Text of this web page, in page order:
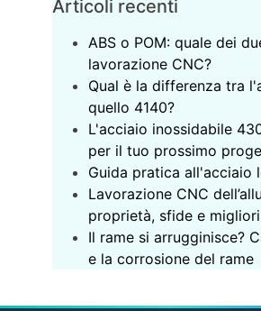
Articoli recenti
ABS o POM: quale dei
lavorazione CNC?
Qual è la differenza tra
quello 4140?
L'acciaio inossidabile
per il tuo prossimo
‌Guida pratica all'acciaio
Lavorazione CNC
proprietà, sfide e
Il rame si arrugginisce?
e la corrosione del rame